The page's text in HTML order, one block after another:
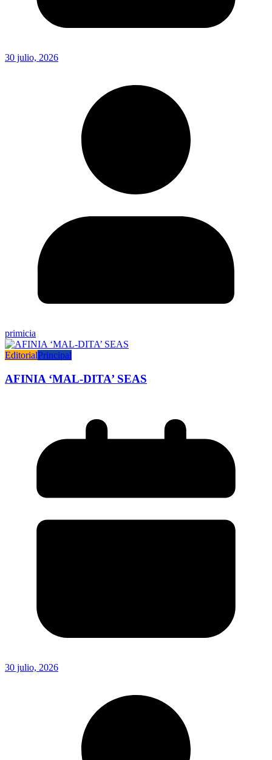
30 julio, 2026
primicia
EditorialPrincipal
AFINIA ‘MAL-DITA’ SEAS
30 julio, 2026